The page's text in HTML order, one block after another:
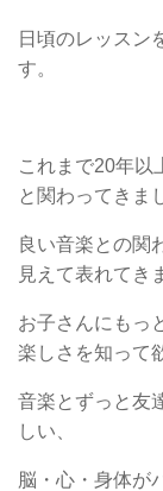
日頃のレッスン
す。
これまで20年以
と関わってきま
良い音楽との関
見えて表れてき
お子さんにもっ
楽しさを知って
音楽とずっと友
しい、
脳・心・身体が